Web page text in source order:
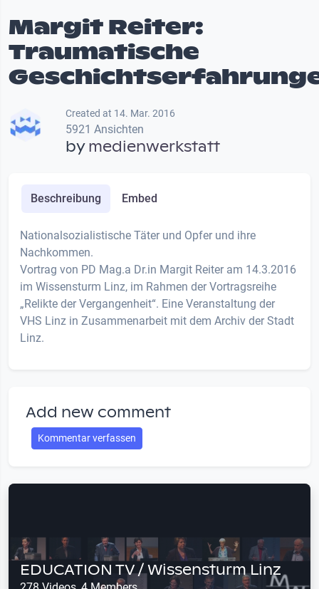
Margit Reiter:
Traumatische
Created at 14. Mar. 2016
5921 Ansichten
bymedienwerkstatt
Beschreibung Embed
Nationalsozialistische Täter und Opfer und ihre
Nachkommen.
Vortrag von PD Mag.a Dr.in Margit Reiter am 14.3.2016
im Wissensturm Linz, im Rahmen der Vortragsreihe
„Relikte der Vergangenheit“. Eine Veranstaltung der
VHS Linz in Zusammenarbeit mit dem Archiv der Stadt
Linz.
Add new comment
Kommentar verfassen
EDUCATION TV / Wissensturm Linz